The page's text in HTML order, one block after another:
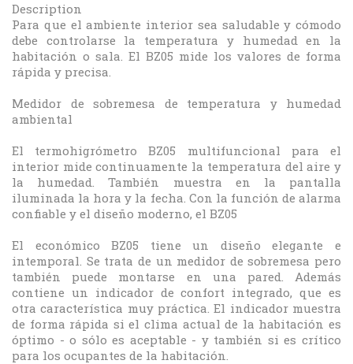
Description
Para que el ambiente interior sea saludable y cómodo
debe controlarse la temperatura y humedad en la
habitación o sala. El BZ05 mide los valores de forma
rápida y precisa.
Medidor de sobremesa de temperatura y humedad
ambiental
El termohigrómetro BZ05 multifuncional para el
interior mide continuamente la temperatura del aire y
la humedad. También muestra en la pantalla
iluminada la hora y la fecha. Con la función de alarma
confiable y el diseño moderno, el BZ05
El económico BZ05 tiene un diseño elegante e
intemporal. Se trata de un medidor de sobremesa pero
también puede montarse en una pared. Además
contiene un indicador de confort integrado, que es
otra característica muy práctica. El indicador muestra
de forma rápida si el clima actual de la habitación es
óptimo - o sólo es aceptable - y también si es crítico
para los ocupantes de la habitación.